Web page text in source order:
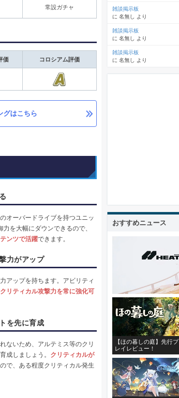
常設ガチャ
価 コロシアム評価
グはこちら
オーバードライブを持つユニッ
を大幅にダウンできるので、
ンツで活躍できます。
力がアップ
アップを持ちます。アビリティ
クリティカル攻撃力を常に強化可
を先に育成
ないため、アルテミス等のクリ
成しましょう。 クリティカルが
ので、ある程度クリティカル発生
雑談掲示板
に 名無し より
雑談掲示板
に 名無し より
雑談掲示板
に 名無し より
おすすめニュース
【ほの暮しの庭】先行プ
レイレビュー！